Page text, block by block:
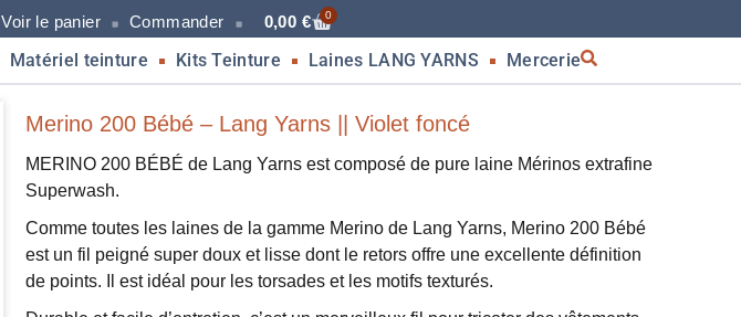
Voir le panier Commander 0,00 € 0
Matériel teinture Kits Teinture Laines LANG YARNS Mercerie
Merino 200 Bébé – Lang Yarns || Violet foncé
MERINO 200 BÉBÉ de Lang Yarns est composé de pure laine Mérinos extrafine
Superwash.
Comme toutes les laines de la gamme Merino de Lang Yarns, Merino 200 Bébé
est un fil peigné super doux et lisse dont le retors offre une excellente définition
de points. Il est idéal pour les torsades et les motifs texturés.